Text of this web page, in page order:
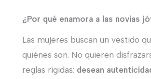
¿Por qué enamora a las novias
Las mujeres buscan un vestido
quiénes son. No quieren
reglas rígidas: desean